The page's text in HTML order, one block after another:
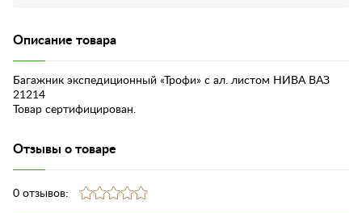
Описание товара
Багажник экспедиционный «Трофи» с ал. листом НИВА ВАЗ
21214
Товар сертифицирован.
Отзывы о товаре
0 отзывов: